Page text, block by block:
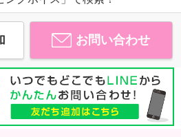
お問い合わせ